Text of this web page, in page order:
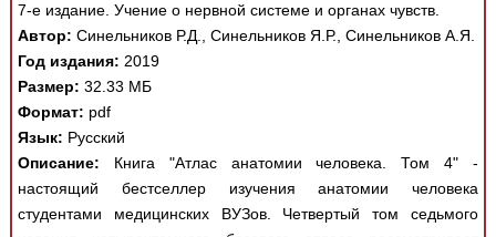
7-е издание. Учение о нервной системе и органах чувств.
Автор: Синельников Р.Д., Синельников Я.Р., Синельников А.Я.
Год издания: 2019
Размер: 32.33 МБ
Формат: pdf
Язык: Русский
Описание: Книга "Атлас анатомии человека. Том 4" -
настоящий бестселлер изучения анатомии человека
студентами медицинских ВУЗов. Четвертый том седьмого